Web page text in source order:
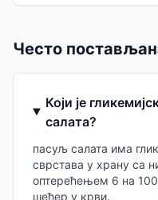
Често
Који је
салата?
пасуљ салата има
сврстава у храну са
оптерећењем 6 на
шећер у крви.